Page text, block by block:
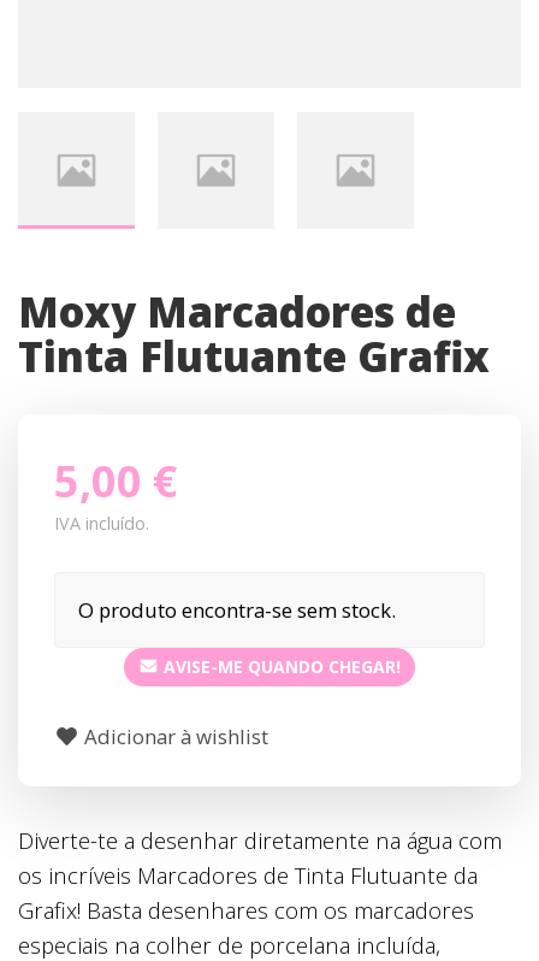
Moxy Marcadores de
Tinta Flutuante Grafix
5,00 €
IVA incluído.
O produto encontra-se sem stock.
AVISE-ME QUANDO CHEGAR!
Adicionar à wishlist
Diverte-te a desenhar diretamente na água com
os incríveis Marcadores de Tinta Flutuante da
Grafix! Basta desenhares com os marcadores
especiais na colher de porcelana incluída,